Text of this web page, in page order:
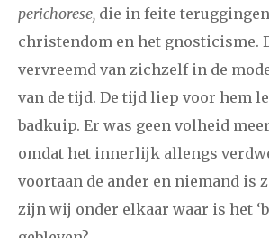
perichorese, die in feite
christendom en het gnosticisme.
vervreemd van zichzelf in de
van de tijd. De tijd liep voor hem
badkuip. Er was geen volheid
omdat het innerlijk allengs
voortaan de ander en niemand is
zijn wij onder elkaar waar is het